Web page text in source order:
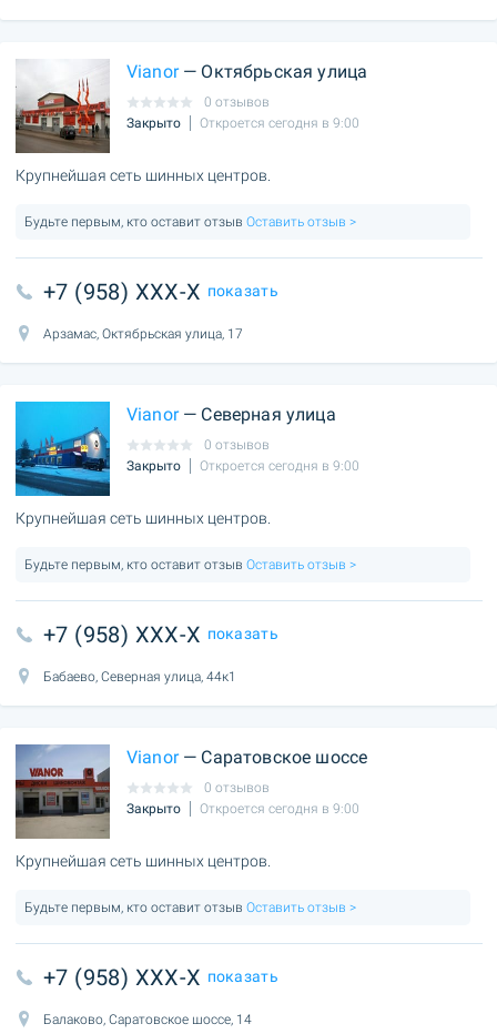
Vianor— Октябрьская улица
0 отзывов
Закрыто
Откроется сегодня в 9:00
Крупнейшая сеть шинных центров.
Будьте первым, кто оставит отзыв Оставить отзыв >
+7 (958) XXX-X показать
Арзамас, Октябрьская улица, 17
Vianor— Северная улица
0 отзывов
Закрыто
Откроется сегодня в 9:00
Крупнейшая сеть шинных центров.
Будьте первым, кто оставит отзыв Оставить отзыв >
+7 (958) XXX-X показать
Бабаево, Северная улица, 44к1
Vianor— Саратовское шоссе
0 отзывов
Закрыто
Откроется сегодня в 9:00
Крупнейшая сеть шинных центров.
Будьте первым, кто оставит отзыв Оставить отзыв >
+7 (958) XXX-X показать
Балаково, Саратовское шоссе, 14